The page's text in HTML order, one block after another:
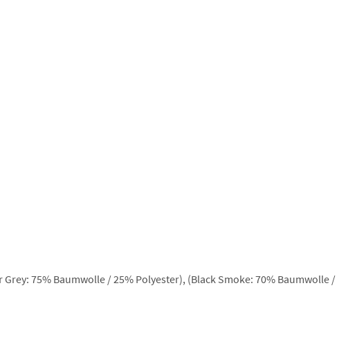
75% Baumwolle / 25% Polyester), (Black Smoke: 70% Baumwolle /